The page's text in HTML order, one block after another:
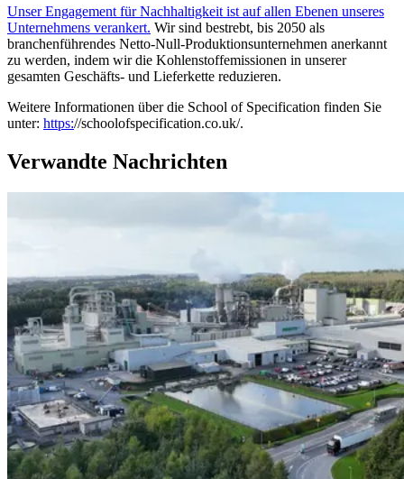
Unser Engagement für Nachhaltigkeit ist auf allen Ebenen unseres
Unternehmens verankert. Wir sind bestrebt, bis 2050 als
branchenführendes Netto-Null-Produktionsunternehmen anerkannt
zu werden, indem wir die Kohlenstoffemissionen in unserer
gesamten Geschäfts- und Lieferkette reduzieren.
Weitere Informationen über die School of Specification finden Sie
unter: https://schoolofspecification.co.uk/.
Verwandte Nachrichten